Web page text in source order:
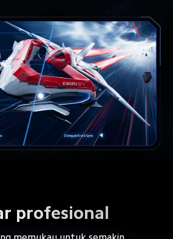
Dengan FreeSync
profesional